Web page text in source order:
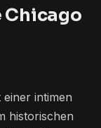
Chicago
intimen
historischen